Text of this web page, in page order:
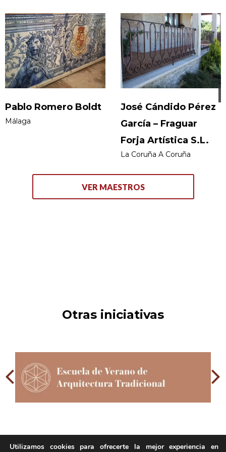
Pablo Romero Boldt
Málaga
José Cándido Pérez
García – Fraguar
Forja Artística S.L.
La Coruña A Coruña
VER MAESTROS
Otras iniciativas
Utilizamos cookies para ofrecerte la mejor experiencia en